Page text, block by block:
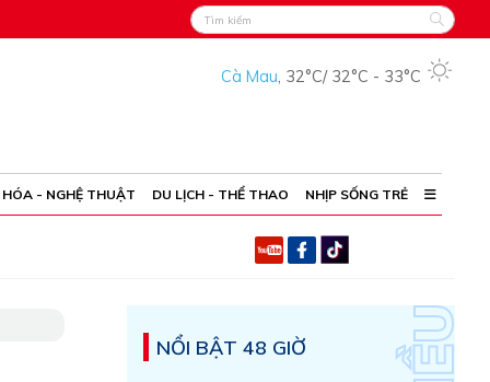
Cà Mau, 32°C/ 32°C - 33°C
- NGHỆ THUẬT DU LỊCH - THỂ THAO NHỊP SỐNG TRẺ
NỔI BẬT 48 GIỜ